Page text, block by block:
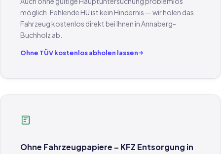
möglich. Fehlende HU ist kein Hindernis — wir holen das
Fahrzeug kostenlos direkt bei Ihnen in Annaberg-
Buchholz ab.
Ohne TÜV kostenlos abholen lassen
Ohne Fahrzeugpapiere – KFZ Entsorgung in